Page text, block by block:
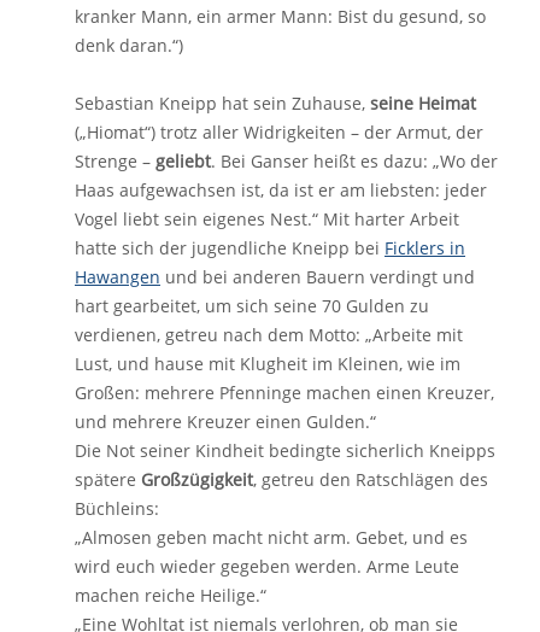
kranker Mann, ein armer Mann: Bist du gesund, so
denk daran.“)
Sebastian Kneipp hat sein Zuhause, seine Heimat
(„Hiomat“) trotz aller Widrigkeiten – der Armut, der
Strenge – geliebt. Bei Ganser heißt es dazu: „Wo der
Haas aufgewachsen ist, da ist er am liebsten: jeder
Vogel liebt sein eigenes Nest.“ Mit harter Arbeit
hatte sich der jugendliche Kneipp bei Ficklers in
Hawangen und bei anderen Bauern verdingt und
hart gearbeitet, um sich seine 70 Gulden zu
verdienen, getreu nach dem Motto: „Arbeite mit
Lust, und hause mit Klugheit im Kleinen, wie im
Großen: mehrere Pfenninge machen einen Kreuzer,
und mehrere Kreuzer einen Gulden.“
Die Not seiner Kindheit bedingte sicherlich Kneipps
spätere Großzügigkeit, getreu den Ratschlägen des
Büchleins:
„Almosen geben macht nicht arm. Gebet, und es
wird euch wieder gegeben werden. Arme Leute
machen reiche Heilige.“
„Eine Wohltat ist niemals verlohren, ob man sie